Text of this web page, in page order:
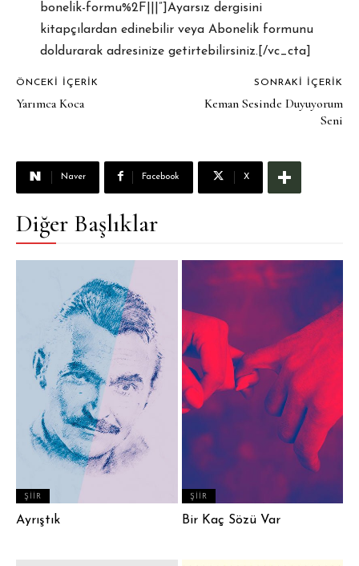
bonelik-formu%2F|||”]Ayarsız dergisini
kitapçılardan edinebilir veya Abonelik formunu
doldurarak adresinize getirtebilirsiniz.[/vc_cta]
ÖNCEKI İÇERIK
Yarımca Koca
SONRAKI İÇERIK
Keman Sesinde Duyuyorum
Seni
Naver Facebook X
Diğer Başlıklar
ŞIIR
Ayrıştık
ŞIIR
Bir Kaç Sözü Var